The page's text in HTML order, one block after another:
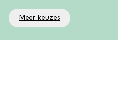
Meer keuzes